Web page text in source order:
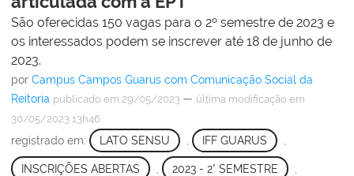
São oferecidas 150 vagas para o 2º semestre de 2023 e
os interessados podem se inscrever até 18 de junho de
2023.
por Campus Campos Guarus com Comunicação Social da
Reitoria publicado em 29/05/2023 — última modificação em
30/05/2023 13h46
registrado em: LATO SENSU IFF GUARUS
INSCRIÇÕES ABERTAS 2023 - 2° SEMESTRE